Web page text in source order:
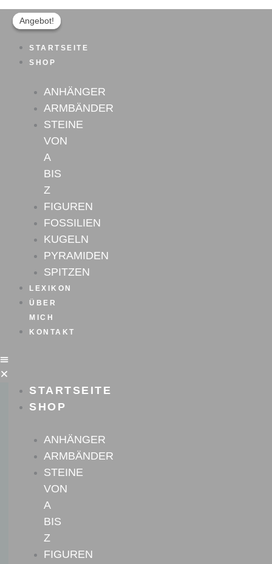
Inhalt
STARTSEITE
SHOP
ANHÄNGER
ARMBÄNDER
STEINE
VON
A
BIS
Z
FIGUREN
FOSSILIEN
KUGELN
PYRAMIDEN
SPITZEN
LEXIKON
ÜBER
MICH
KONTAKT
STARTSEITE
SHOP
ANHÄNGER
ARMBÄNDER
STEINE
VON
A
BIS
Z
FIGUREN
Anhänger
Nr.1
Angebot!
Angebot!